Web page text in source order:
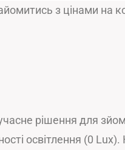
з цінами на
рішення для
освітлення (0